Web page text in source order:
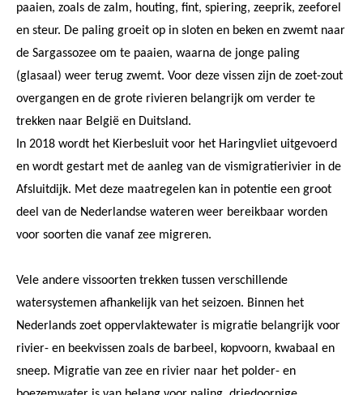
paaien, zoals de zalm, houting, fint, spiering, zeeprik, zeeforel
en steur. De paling groeit op in sloten en beken en zwemt naar
de Sargassozee om te paaien, waarna de jonge paling
(glasaal) weer terug zwemt. Voor deze vissen zijn de zoet-zout
overgangen en de grote rivieren belangrijk om verder te
trekken naar België en Duitsland.
In 2018 wordt het Kierbesluit voor het Haringvliet uitgevoerd
en wordt gestart met de aanleg van de vismigratierivier in de
Afsluitdijk. Met deze maatregelen kan in potentie een groot
deel van de Nederlandse wateren weer bereikbaar worden
voor soorten die vanaf zee migreren.
Vele andere vissoorten trekken tussen verschillende
watersystemen afhankelijk van het seizoen. Binnen het
Nederlands zoet oppervlaktewater is migratie belangrijk voor
rivier- en beekvissen zoals de barbeel, kopvoorn, kwabaal en
sneep. Migratie van zee en rivier naar het polder- en